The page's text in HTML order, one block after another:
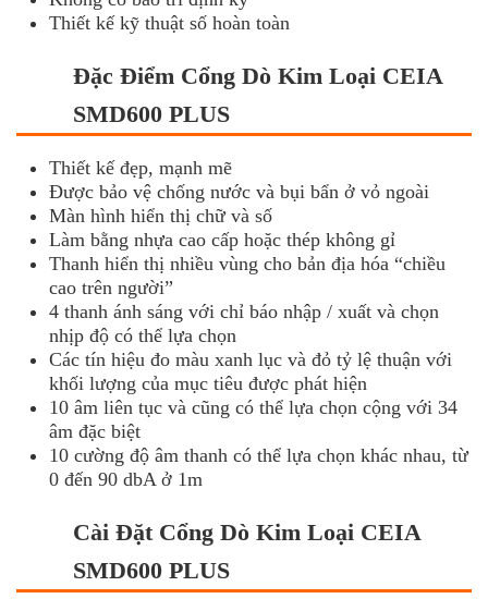
Thiết kế kỹ thuật số hoàn toàn
Đặc Điểm Cổng Dò Kim Loại CEIA
SMD600 PLUS
Thiết kế đẹp, mạnh mẽ
Được bảo vệ chống nước và bụi bẩn ở vỏ ngoài
Màn hình hiển thị chữ và số
Làm bằng nhựa cao cấp hoặc thép không gỉ
Thanh hiển thị nhiều vùng cho bản địa hóa “chiều
cao trên người”
4 thanh ánh sáng với chỉ báo nhập / xuất và chọn
nhịp độ có thể lựa chọn
Các tín hiệu đo màu xanh lục và đỏ tỷ lệ thuận với
khối lượng của mục tiêu được phát hiện
10 âm liên tục và cũng có thể lựa chọn cộng với 34
âm đặc biệt
10 cường độ âm thanh có thể lựa chọn khác nhau, từ
0 đến 90 dbA ở 1m
Cài Đặt Cổng Dò Kim Loại CEIA
SMD600 PLUS